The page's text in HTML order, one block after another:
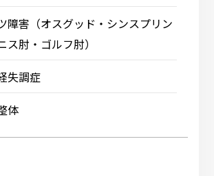
障害（オスグッド・シンスプリン
ス肘・ゴルフ肘）
失調症
体